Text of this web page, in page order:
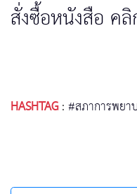
สั่งซื้อหนังสือ ค
HASHTAG:#สภาการพยา